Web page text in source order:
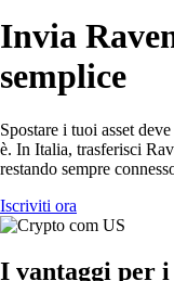
Invia
semplice
Spostare i tuoi asset
è. In Italia, trasferisci
restando sempre
Iscriviti ora
I vantaggi per